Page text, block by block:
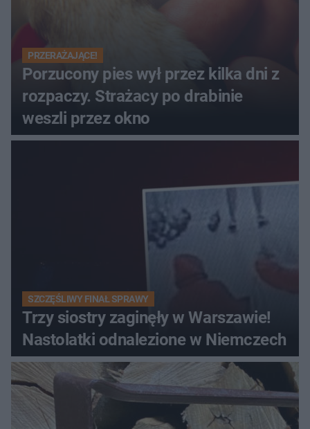
PRZERAŻAJĄCE!
Porzucony pies wył przez kilka dni z
rozpaczy. Strażacy po drabinie
weszli przez okno
SZCZĘŚLIWY FINAŁ SPRAWY
Trzy siostry zaginęły w Warszawie!
Nastolatki odnalezione w Niemczech